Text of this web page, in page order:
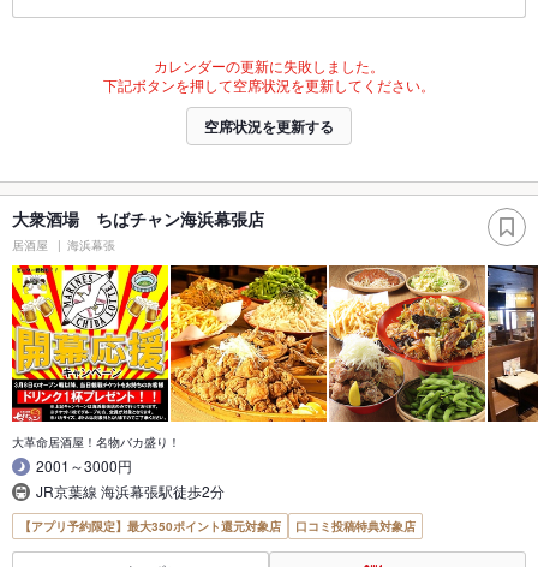
カレンダーの更新に失敗しました。
下記ボタンを押して空席状況を更新してください。
空席状況を更新する
大衆酒場 ちばチャン海浜幕張店
居酒屋 海浜幕張
大革命居酒屋！名物バカ盛り！
2001～3000円
JR京葉線 海浜幕張駅徒歩2分
【アプリ予約限定】最大350ポイント還元対象店 口コミ投稿特典対象店